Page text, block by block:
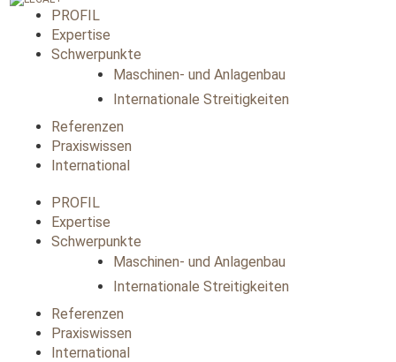
PROFIL
Expertise
Schwerpunkte
Maschinen- und Anlagenbau
Internationale Streitigkeiten
Referenzen
Praxiswissen
International
PROFIL
Expertise
Schwerpunkte
Maschinen- und Anlagenbau
Internationale Streitigkeiten
Referenzen
Praxiswissen
International